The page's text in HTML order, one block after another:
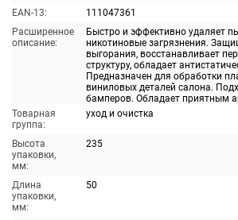
EAN-13:
111047361
Расширенное
описание:
Быстро и эффективно удаляет
никотиновые загрязнения.
выгорания, восстанавливает
структуру, обладает
Предназначен для обработки
виниловых деталей салона.
бамперов. Обладает приятным
Товарная
группа:
уход и очистка
Высота
упаковки,
мм:
235
Длина
упаковки,
мм:
50